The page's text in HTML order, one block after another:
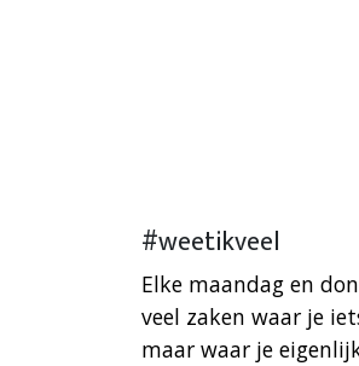
#weetikveel
Elke maandag en
veel zaken waar je
maar waar je